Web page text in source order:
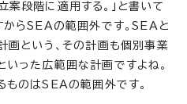
段階に適用する。」と書いて
からSEAの範囲外です。SEAと
画という、その計画も個別事業
った広範囲な計画ですよね。
ものはSEAの範囲外です。